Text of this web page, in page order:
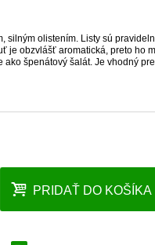
silným olistením. Listy sú
je obzvlášť aromatická, preto ho
ako špenátový šalát. Je vhodný
PRIDAŤ DO KOŠÍKA